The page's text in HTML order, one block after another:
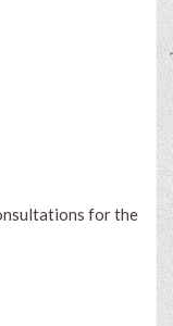
for the